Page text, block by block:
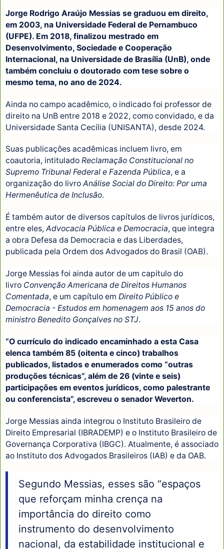
Jorge Rodrigo Araújo Messias se graduou em direito,
em 2003, na Universidade Federal de Pernambuco
(UFPE). Em 2018, finalizou mestrado em
Desenvolvimento, Sociedade e Cooperação
Internacional, na Universidade de Brasília (UnB), onde
também concluiu o doutorado com tese sobre o
mesmo tema, no ano de 2024.
Ainda no campo acadêmico, o indicado foi professor de
direito na UnB entre 2018 e 2022, como convidado, e da
Universidade Santa Cecília (UNISANTA), desde 2024.
Suas publicações acadêmicas incluem livro, em
coautoria, intitulado Reclamação Constitucional no
Supremo Tribunal Federal e Fazenda Pública, e a
organização do livroAnálise Social do Direito: Por uma
Hermenêutica de Inclusão.
É também autor de diversos capítulos de livros jurídicos,
entre eles,Advocacia Pública e Democracia, que integra
a obra Defesa da Democracia e das Liberdades,
publicada pela Ordem dos Advogados do Brasil (OAB).
Jorge Messias foi ainda autor de um capítulo do
livro Convenção Americana de Direitos Humanos
Comentada, e um capítulo em Direito Público e
Democracia - Estudos em homenagem aos 15 anos do
ministro Benedito Gonçalves no STJ.
“O currículo do indicado encaminhado a esta Casa
elenca também 85 (oitenta e cinco) trabalhos
publicados, listados e enumerados como “outras
produções técnicas”, além de 26 (vinte e seis)
participações em eventos jurídicos, como palestrante
ou conferencista”, escreveu o senador Weverton.
Jorge Messias ainda integrou o Instituto Brasileiro de
Direito Empresarial (IBRADEMP) e o Instituto Brasileiro de
Governança Corporativa (IBGC). Atualmente, é associado
ao Instituto dos Advogados Brasileiros (IAB) e da OAB.
Segundo Messias, esses são “espaços
que reforçam minha crença na
importância do direito como
instrumento do desenvolvimento
nacional, da estabilidade institucional e